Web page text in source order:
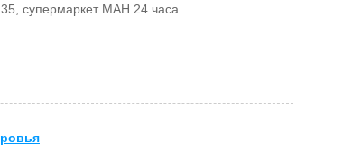
супермаркет МАН 24 часа